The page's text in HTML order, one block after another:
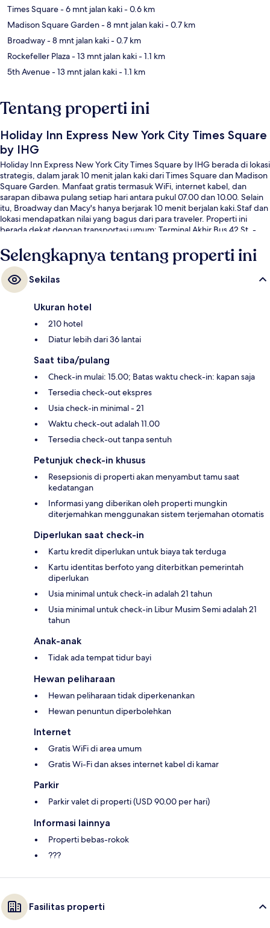
Times Square- 6 mnt jalan kaki- 0.6 km
Madison Square Garden- 8 mnt jalan kaki- 0.7 km
Broadway- 8 mnt jalan kaki- 0.7 km
Rockefeller Plaza- 13 mnt jalan kaki- 1.1 km
5th Avenue- 13 mnt jalan kaki- 1.1 km
Tentang properti ini
Holiday Inn Express New York City Times Square
by IHG
Holiday Inn Express New York City Times Square by IHG berada di lokasi
strategis, dalam jarak 10 menit jalan kaki dari Times Square dan Madison
Square Garden. Manfaat gratis termasuk WiFi, internet kabel, dan
sarapan dibawa pulang setiap hari antara pukul 07.00 dan 10.00. Selain
itu, Broadway dan Macy's hanya berjarak 10 menit berjalan kaki.Staf dan
lokasi mendapatkan nilai yang bagus dari para traveler. Properti ini
berada dekat dengan transportasi umum: Terminal Akhir Bus 42 St. -
menit.
Selengkapnya tentang properti ini
Sekilas
Ukuran hotel
210 hotel
Diatur lebih dari 36 lantai
Saat tiba/pulang
Check-in mulai: 15.00; Batas waktu check-in: kapan saja
Tersedia check-out ekspres
Usia check-in minimal - 21
Waktu check-out adalah 11.00
Tersedia check-out tanpa sentuh
Petunjuk check-in khusus
Resepsionis di properti akan menyambut tamu saat
kedatangan
Informasi yang diberikan oleh properti mungkin
diterjemahkan menggunakan sistem terjemahan otomatis
Diperlukan saat check-in
Kartu kredit diperlukan untuk biaya tak terduga
Kartu identitas berfoto yang diterbitkan pemerintah
diperlukan
Usia minimal untuk check-in adalah 21 tahun
Usia minimal untuk check-in Libur Musim Semi adalah 21
tahun
Anak-anak
Tidak ada tempat tidur bayi
Hewan peliharaan
Hewan peliharaan tidak diperkenankan
Hewan penuntun diperbolehkan
Internet
Gratis WiFi di area umum
Gratis Wi-Fi dan akses internet kabel di kamar
Parkir
Parkir valet di properti (USD 90.00 per hari)
Informasi lainnya
Properti bebas-rokok
???
Fasilitas properti